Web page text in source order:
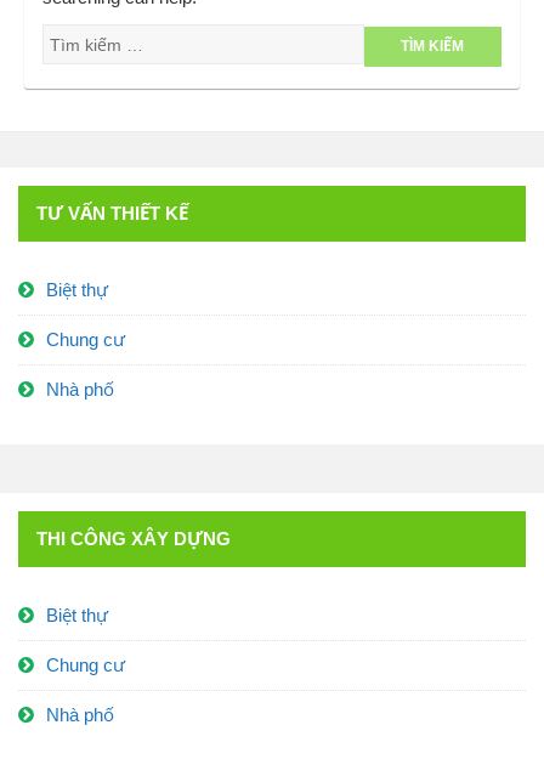
TƯ VẤN THIẾT KẾ
Biệt thự
Chung cư
Nhà phố
THI CÔNG XÂY DỰNG
Biệt thự
Chung cư
Nhà phố